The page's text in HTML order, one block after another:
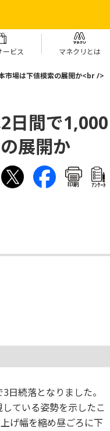
ービス マネクリとは
市場は下値模索の展開か<br />
日間で1,000
展開か
印刷 ｱﾝｹｰﾄ
続落となりました。
ている姿勢を示したこ
げ幅を縮め昼ごろに下